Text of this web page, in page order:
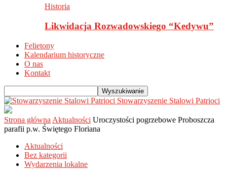
Historia
Likwidacja Rozwadowskiego “Kedywu”
Felietony
Kalendarium historyczne
O nas
Kontakt
Stowarzyszenie Stalowi Patrioci
Strona główna Aktualności Uroczystości pogrzebowe Proboszcza
parafii p.w. Świętego Floriana
Aktualności
Bez kategorii
Wydarzenia lokalne